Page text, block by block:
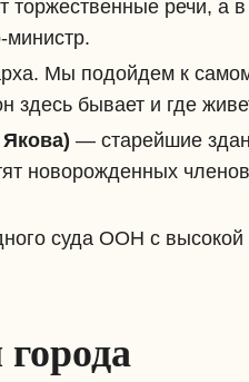
торжественные речи, а
министр.
Мы подойдем к
здесь бывает и где
— старейшие
новорожденных
суда ООН с высокой